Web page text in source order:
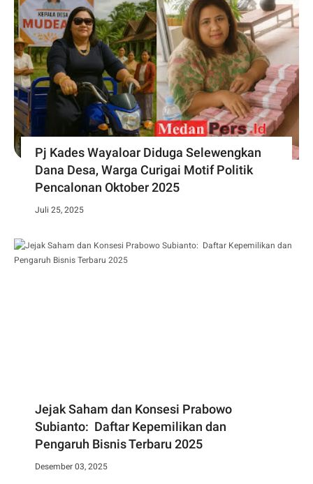
Pj Kades Wayaloar Diduga Selewengkan
Dana Desa, Warga Curigai Motif Politik
Pencalonan Oktober 2025
Juli 25, 2025
Jejak Saham dan Konsesi Prabowo
Subianto: Daftar Kepemilikan dan
Pengaruh Bisnis Terbaru 2025
Desember 03, 2025